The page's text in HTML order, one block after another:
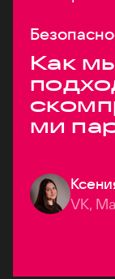
Как
ми
VK,